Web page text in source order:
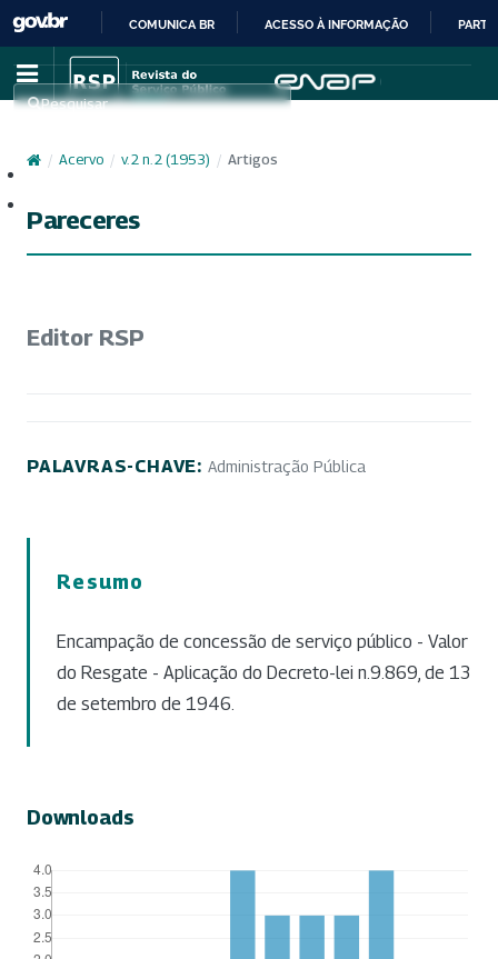
IR
PARA
CONTEÚDO
COMUNICA BR ACESSO À INFORMAÇÃO
Pesquisar
/ Acervo / v. 2 n. 2 (1953) / Artigos
Pareceres
Editor RSP
PALAVRAS-CHAVE: Administração Pública
Resumo
Encampação de concessão de serviço público - Valor
do Resgate - Aplicação do Decreto-lei n.9.869, de 13
de setembro de 1946.
Downloads